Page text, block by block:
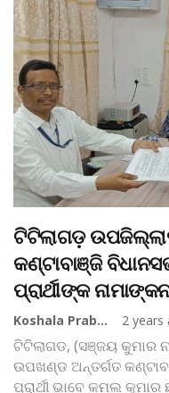
ଟିଟିଲାଗଡ଼
କଣ୍ଟାବାଞ୍ଜି
ପ୍ରାର୍ଥୀଙ୍କ
Koshala Prabaha 2 years
ଟିଟିଲାଗଡ, (ସଞ୍ଜୟ କୁମାର
ଉପଖଣ୍ଡ ଅନ୍ତର୍ଗତ
ପ୍ରାର୍ଥୀ ଭାବେ କମଲ